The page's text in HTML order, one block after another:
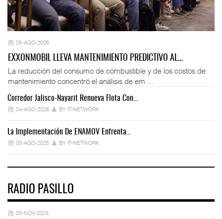
05-AGO-2026
EXXONMOBIL LLEVA MANTENIMIENTO PREDICTIVO AL…
La reducción del consumo de combustible y de los costos de
mantenimiento concentró el análisis de em ...
Corredor Jalisco-Nayarit Renueva Flota Con…
04-AGO-2026 BY IT-NETWORK
La Implementación De ENAMOV Enfrenta…
03-AGO-2026 BY IT-NETWORK
RADIO PASILLO
03-NOV-2025